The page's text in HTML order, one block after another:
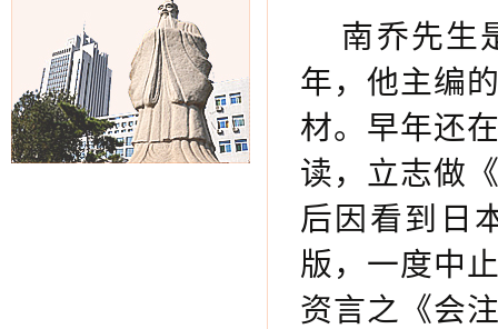
南乔先生
年，他主编
材。早年还
读，立志做
后因看到日
版，一度中
资言之《会